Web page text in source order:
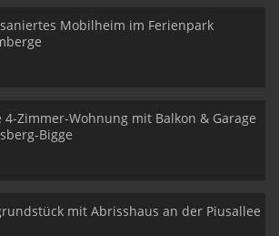
Mobilheim im Ferienpark
4-Zimmer-Wohnung mit Balkon & Garage
Bigge
mit Abrisshaus an der Piusallee